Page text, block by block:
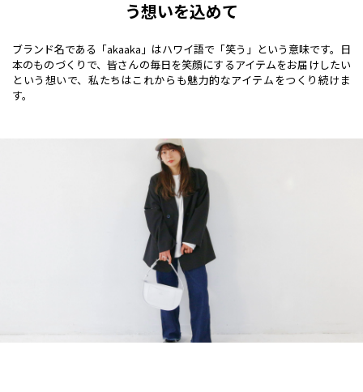
う想いを込めて
ブランド名である「akaaka」はハワイ語で「笑う」という意味です。日
本のものづくりで、皆さんの毎日を笑顔にするアイテムをお届けしたい
という想いで、私たちはこれからも魅力的なアイテムをつくり続けま
す。